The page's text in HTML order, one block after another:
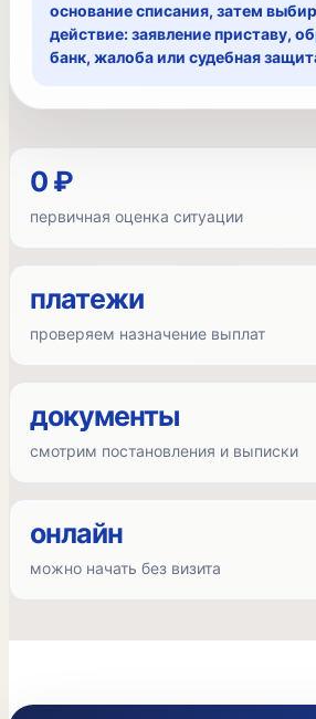
основание списания, затем
действие: заявление приставу,
банк, жалоба или судебная
0 ₽
первичная оценка ситуации
платежи
проверяем назначение выплат
документы
смотрим постановления и выписки
онлайн
можно начать без визита